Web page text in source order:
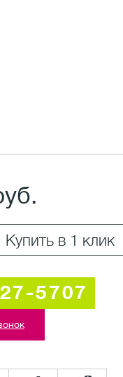
Купить в 1 клик
5707